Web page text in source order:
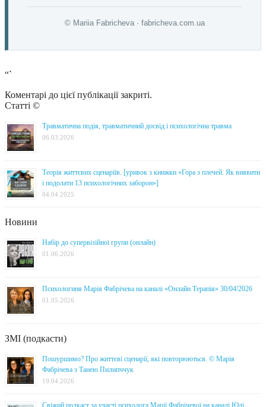
© Mariia Fabricheva · fabricheva.com.ua
“`
Коментарі до цієї публікації закриті.
Статті ©
Травматична подія, травматичний досвід і психологічна травма
06.03.2026
Теорія життєвих сценаріїв. [уривок з книжки «Гора з плечей. Як виявити
і подолати 13 психологічних заборон»]
04.04.2025
Новини
Набір до супервізійної групи (онлайн)
01.06.2026
Психологиня Марія Фабрічева на каналі «Онлайн Терапія» 30/04/2026
01.05.2026
ЗМІ (подкасти)
Пошуршимо? Про життєві сценарії, які повторюються. © Марія
Фабрічева з Танею Пилипччук
19.04.2026
Свіжий подкаст за участі психолога Марії Фабрічевої на каналі Юлі